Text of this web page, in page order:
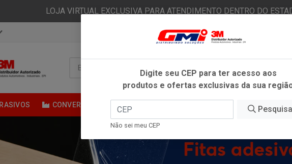
LOJA VIRTUAL EXCLUSIVA PARA ATENDIMENTO DENTRO DO
Já é cliente? - Entrar
CONVERSÃO FITAS ADESIVAS ESTÉTICA
Digite seu CEP para ter acesso aos
produtos e ofertas exclusivas da sua
Não sei meu CEP